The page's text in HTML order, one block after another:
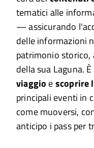
tematici alle
— assicurando
delle informazioni
patrimonio storico,
della sua Laguna.
viaggio escoprire
principali eventi in
come muoversi,
anticipo i pass per